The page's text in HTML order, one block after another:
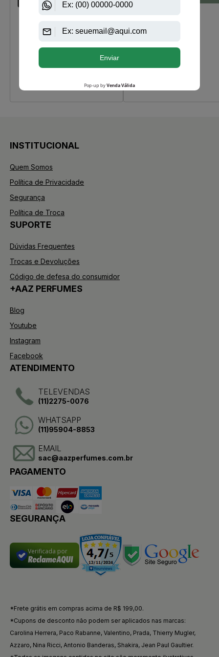
INSTITUCIONAL
Quem Somos
Política de Privacidade
Segurança
Política de Troca
SUPORTE
Dúvidas Frequentes
Trocas e Devoluções
Código de defesa do consumidor
+AAZ PERFUMES
Blog
Youtube
Instagram
Facebook
ATENDIMENTO
TELEVENDAS
(11)2275-0076
WHATSAPP
(11)95904-8853
EMAIL
sac@aazperfumes.com.br
PAGAMENTO
SEGURANÇA
Verificada por
*Frete grátis em compras acima de R$ 199,00.
*Cupons de desconto não podem ser aplicados nas marcas:
Carolina Herrera, Paco Rabanne, Valentino, Prada, Thierry Mugler,
Azzaro, Nina Ricci, Antonio Banderas, Shakira, Jean Paul Gaultier.